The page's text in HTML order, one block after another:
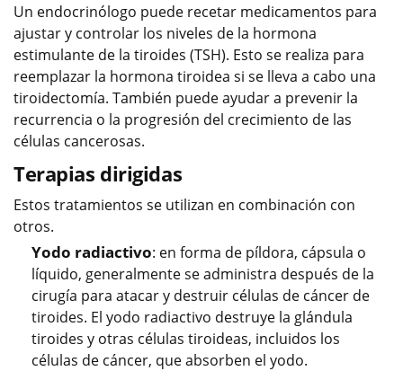
Un endocrinólogo puede recetar medicamentos para
ajustar y controlar los niveles de la hormona
estimulante de la tiroides (TSH). Esto se realiza para
reemplazar la hormona tiroidea si se lleva a cabo una
tiroidectomía. También puede ayudar a prevenir la
recurrencia o la progresión del crecimiento de las
células cancerosas.
Terapias dirigidas
Estos tratamientos se utilizan en combinación con
otros.
Yodo radiactivo: en forma de píldora, cápsula o
líquido, generalmente se administra después de la
cirugía para atacar y destruir células de cáncer de
tiroides. El yodo radiactivo destruye la glándula
tiroides y otras células tiroideas, incluidos los
células de cáncer, que absorben el yodo.